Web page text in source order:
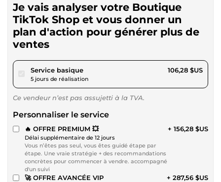
Je vais analyser votre Boutique
TikTok Shop et vous donner un
plan d'action pour générer plus de
ventes
Service basiquepour 97,95 $US
5 jours de réalisation
106,28 $US
Ce vendeur n’est pas assujetti à la TVA.
Personnaliser le service
🔥 OFFRE PREMIUM 💥
Délai supplémentaire de 12 jours
Vous n’êtes pas seul, vous êtes guidé étape par
étape. Une vraie stratégie + des recommandations
concrètes pour commencer à vendre. accompagné
d'un suivi
+ 156,28 $US
🚀 OFFRE AVANCÉE VIP + 287,56 $US